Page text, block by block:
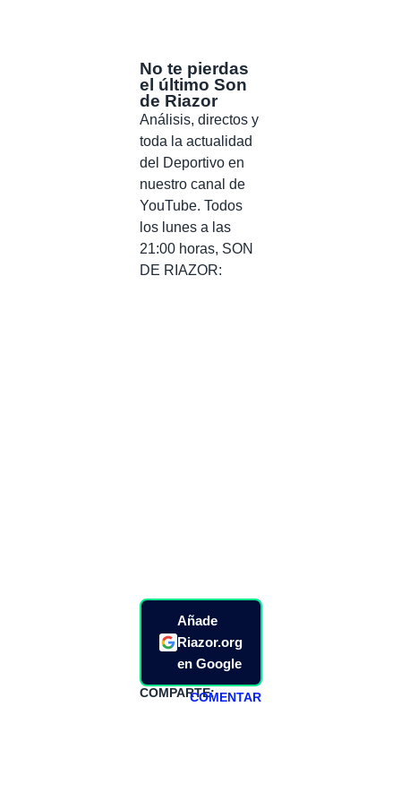
No te pierdas
el último Son
de Riazor
Análisis, directos y
toda la actualidad
del Deportivo en
nuestro canal de
YouTube. Todos
los lunes a las
21:00 horas, SON
DE RIAZOR:
Añade
Riazor.org
en Google
COMPARTE:COMENTAR